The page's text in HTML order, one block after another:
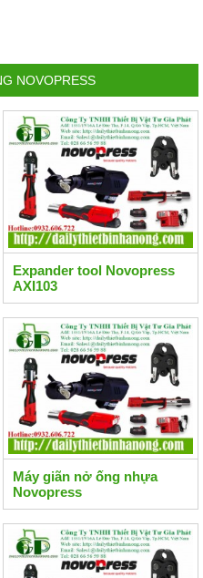
NOVOPRESS
Expander tool Novopress
AXI103
Máy giãn nở ống nhựa
Novopress